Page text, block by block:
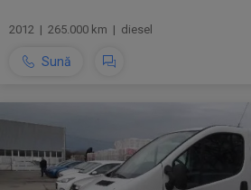
2012 | 265.000 km | diesel
Sună